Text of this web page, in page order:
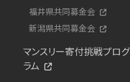
福井県共同募金会
新潟県共同募金会
マンスリー寄付挑戦プログ
ラム